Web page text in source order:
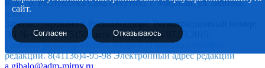
678170, Республика Саха (Якутия), г. Мирный, ул. Ленина,
д.19.
Зарегистрировано в Роскомнадзоре. Регистрационный номер:
ЭЛ № ФС 77 - 75158, дата регистрации 07.03.2019.
Главный редактор Гибало Андрей Олексович телефон
редакции. 8(41136)4-95-98 Электронный адрес редакции
a.gibalo@adm-mirny.ru
сайт.
Согласен Отказываюсь